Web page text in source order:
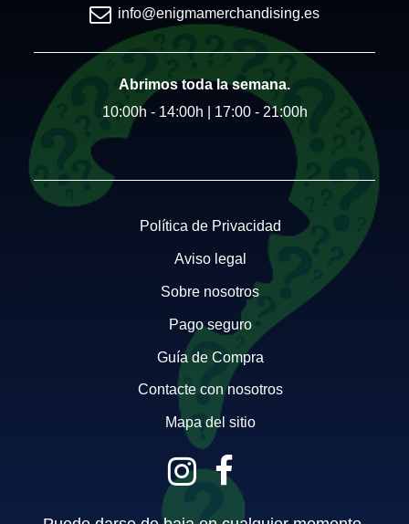
info@enigmamerchandising.es
Abrimos toda la semana.
10:00h - 14:00h | 17:00 - 21:00h
Política de Privacidad
Aviso legal
Sobre nosotros
Pago seguro
Guía de Compra
Contacte con nosotros
Mapa del sitio